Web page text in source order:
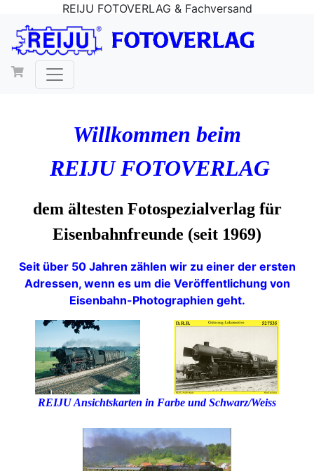
REIJU FOTOVERLAG & Fachversand
Willkommen beim
REIJU FOTOVERLAG
dem ältesten Fotospezialverlag für
Eisenbahnfreunde (seit 1969)
Seit über 50 Jahren zählen wir zu einer der ersten
Adressen, wenn es um die Veröffentlichung von
Eisenbahn-Photographien geht.
REIJU Ansichtskarten in Farbe und Schwarz/Weiss